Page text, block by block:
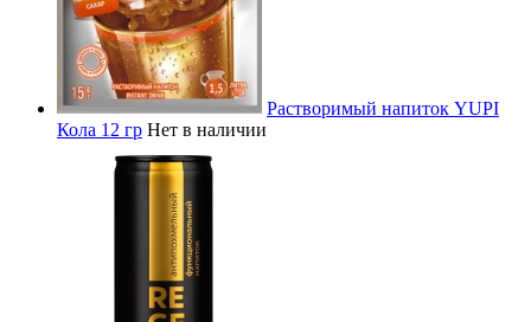
Растворимый напиток YUPI
Кола 12 гр Нет в наличии